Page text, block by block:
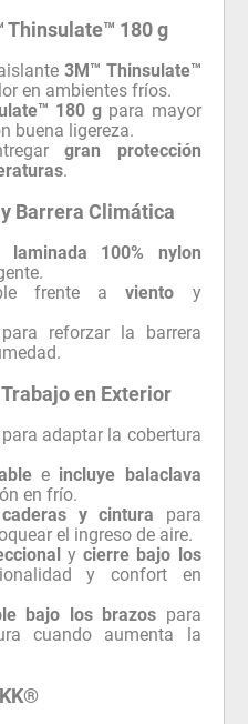
Thinsulate™ 180 g
3M™ Thinsulate™
en ambientes fríos.
180 g para mayor
buena ligereza.
gran protección
.
Barrera Climática
100% nylon
frente aviento y
para reforzar la barrera
en Exterior
adaptar la cobertura
e incluye balaclava
en frío.
y cintura para
el ingreso de aire.
ycierre bajo los
y confort en
bajo los brazos para
cuando aumenta la